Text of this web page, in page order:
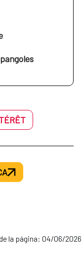
la página: 04/06/2026